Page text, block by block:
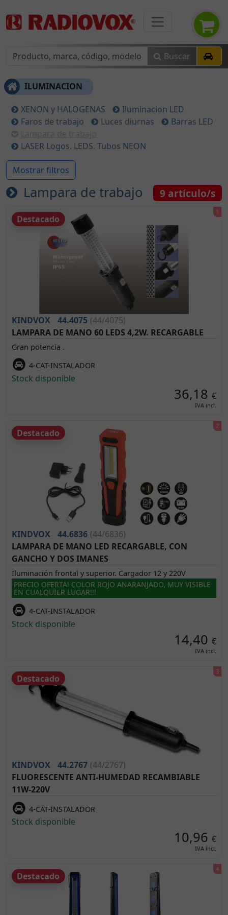
Buscar
ILUMINACION
XENON y HALOGENAS
Iluminacion LED
Faros de trabajo
Luces diurnas
Barras LED
LASER Logos. LEDS. Tubos NEON
Mostrar filtros
Lampara de trabajo 9 artículo/s
Destacado
KINDVOX 44.4075 (44/4075)
LAMPARA DE MANO 60 LEDS 4,2W. RECARGABLE
Gran potencia .
4-CAT-INSTALADOR
Stock disponible
36,18 €
IVA incl.
Destacado
KINDVOX 44.6836 (44/6836)
LAMPARA DE MANO LED RECARGABLE, CON
GANCHO Y DOS IMANES
Iluminación frontal y superior. Cargador 12 y 220V
PRECIO OFERTA! COLOR ROJO ANARANJADO, MUY VISIBLE
EN CUALQUIER LUGAR!!!
4-CAT-INSTALADOR
Stock disponible
14,40 €
IVA incl.
Destacado
KINDVOX 44.2767 (44/2767)
FLUORESCENTE ANTI-HUMEDAD RECAMBIABLE
11W-220V
4-CAT-INSTALADOR
Stock disponible
10,96 €
IVA incl.
Destacado